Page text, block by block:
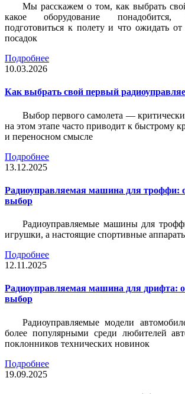
Мы расскажем о том, как выбрать
какое оборудование
подготовиться к полету и что ожидать
посадок
Подробнее
10.03.2026
Как выбрать свой первый
Выбор первого самолета —
на этом этапе часто приводит к быстрому
и переносном смысле
Подробнее
13.12.2025
Радиоуправляемая машина для троффи:
выбор
Радиоуправляемые машины для
игрушки, а настоящие спортивные
Подробнее
12.11.2025
Радиоуправляемая машина для дрифта:
выбор
Радиоуправляемые модели
более популярными среди любителей
поклонников технических новинок
Подробнее
19.09.2025